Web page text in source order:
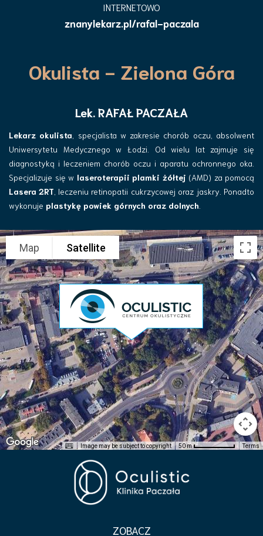
INTERNETOWO
znanylekarz.pl/rafal-paczala
Okulista - Zielona Góra
Lek. RAFAŁ PACZAŁA
Lekarz okulista , specjalista w zakresie chorób oczu, absolwent
Uniwersytetu Medycznego w Łodzi. Od wielu lat zajmuje się
diagnostyką i leczeniem chorób oczu i aparatu ochronnego oka.
Specjalizuje się w laseroterapii plamki żółtej (AMD) za pomocą
Lasera 2RT , leczeniu retinopatii cukrzycowej oraz jaskry. Ponadto
wykonuje plastykę powiek górnych oraz dolnych
Map Satellite
Image may be subject to copyright 50 m Terms
ZOBACZ